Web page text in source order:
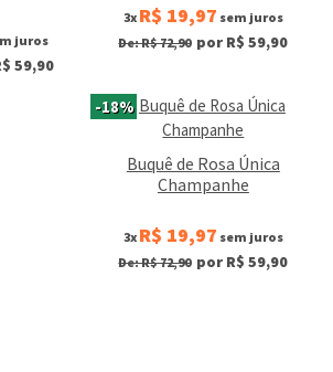
juros
59,90
3x R$ 19,97 sem juros
De: R$ 72,90 por R$ 59,90
-18%
Buquê de Rosa Única
Champanhe
3x R$ 19,97 sem juros
De: R$ 72,90 por R$ 59,90